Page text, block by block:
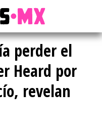
perder el
Heard por
revelan